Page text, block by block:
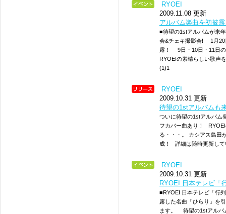
RYOEI
2009.11.08 更新
アルバム楽曲を初披
■待望の1stアルバムが来
会&チェキ撮影会! 1月20
露！ 9日・10日・11日
RYOEIの素晴らしい歌
(1)1
RYOEI
2009.10.31 更新
待望の1stアルバムも
ついに待望の1stアルバム
フカバー曲あり！
る・・・。 カシアス島田
成！ 詳細は随時更新して
RYOEI
2009.10.31 更新
RYOEI 日本テレビ「
■RYOEI 日本テレビ「行
露した名曲「ひらり」を
ます。 待望の1stアルバ